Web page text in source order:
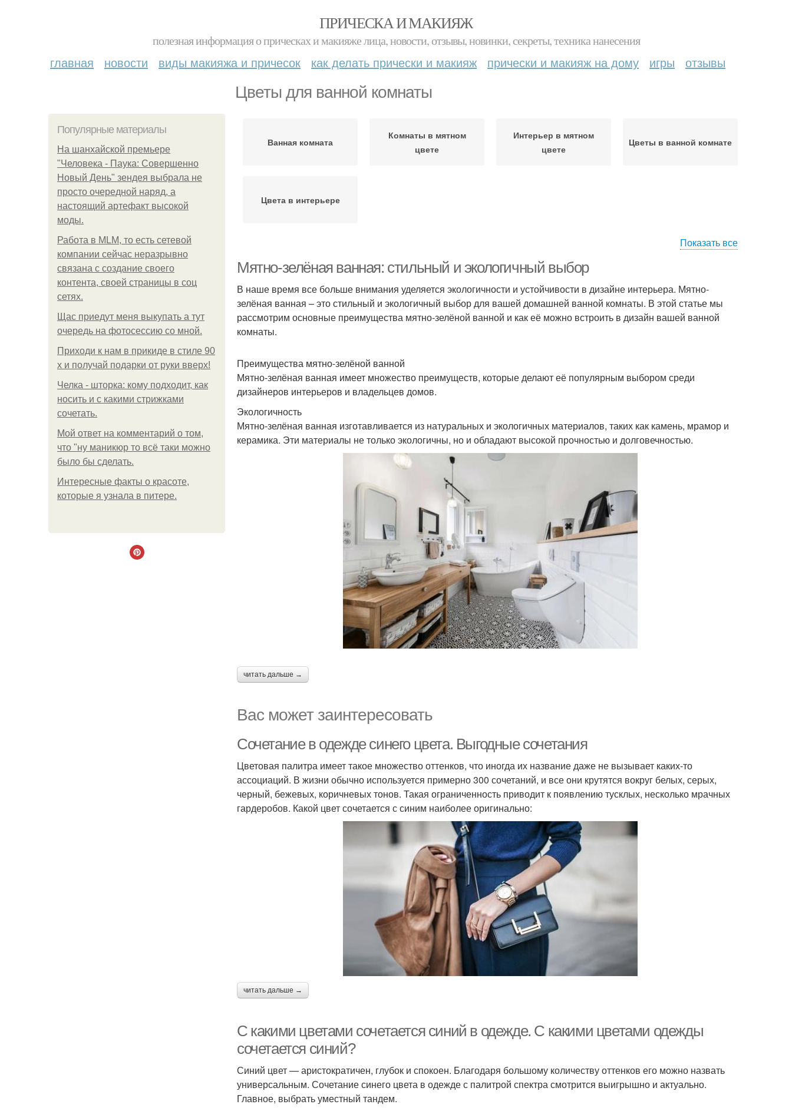
ПРИЧЕСКА И МАКИЯЖ
полезная информация о прическах и макияже лица, новости, отзывы, новинки, секреты, техника нанесения
главная новости виды макияжа и причесок как делать прически и макияж прически и макияж на дому игры отзывы
Цветы для ванной комнаты
Популярные материалы
На шанхайской премьере
"Человека - Паука: Совершенно
Новый День" зендея выбрала не
просто очередной наряд, а
настоящий артефакт высокой
моды.
Работа в MLM, то есть сетевой
компании сейчас неразрывно
связана с создание своего
контента, своей страницы в соц
сетях.
Щас приедут меня выкупать а тут
очередь на фотосессию со мной.
Приходи к нам в прикиде в стиле 90
х и получай подарки от руки вверх!
Челка - шторка: кому подходит, как
носить и с какими стрижками
сочетать.
Мой ответ на комментарий о том,
что "ну маникюр то всё таки можно
было бы сделать.
Интересные факты о красоте,
которые я узнала в питере.
Ванная комната
Комнаты в мятном
цвете
Интерьер в мятном
цвете
Цветы в ванной комнате
Цвета в интерьере
Показать все
Мятно-зелёная ванная: стильный и экологичный выбор
В наше время все больше внимания уделяется экологичности и устойчивости в дизайне интерьера. Мятно-
зелёная ванная – это стильный и экологичный выбор для вашей домашней ванной комнаты. В этой статье мы
рассмотрим основные преимущества мятно-зелёной ванной и как её можно встроить в дизайн вашей ванной
комнаты.
Преимущества мятно-зелёной ванной
Мятно-зелёная ванная имеет множество преимуществ, которые делают её популярным выбором среди
дизайнеров интерьеров и владельцев домов.
Экологичность
Мятно-зелёная ванная изготавливается из натуральных и экологичных материалов, таких как камень, мрамор и
керамика. Эти материалы не только экологичны, но и обладают высокой прочностью и долговечностью.
читать дальше →
Вас может заинтересовать
Сочетание в одежде синего цвета. Выгодные сочетания
Цветовая палитра имеет такое множество оттенков, что иногда их название даже не вызывает каких-то
ассоциаций. В жизни обычно используется примерно 300 сочетаний, и все они крутятся вокруг белых, серых,
черный, бежевых, коричневых тонов. Такая ограниченность приводит к появлению тусклых, несколько мрачных
гардеробов. Какой цвет сочетается с синим наиболее оригинально:
читать дальше →
С какими цветами сочетается синий в одежде. С какими цветами одежды
сочетается синий?
Синий цвет — аристократичен, глубок и спокоен. Благодаря большому количеству оттенков его можно назвать
универсальным. Сочетание синего цвета в одежде с палитрой спектра смотрится выигрышно и актуально.
Главное, выбрать уместный тандем.